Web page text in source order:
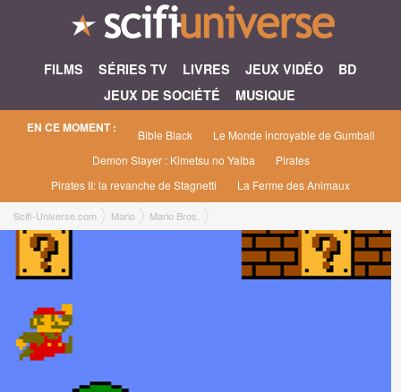
FILMS SÉRIES TV LIVRES JEUX VIDÉO
BD
JEUX DE SOCIÉTÉ
MUSIQUE
EN CE MOMENT : Bible Black
Le Monde incroyable de Gumball
Demon Slayer : Kimetsu no Yaiba
Pirates
Pirates II: la revanche de Stagnetti
La Ferme des Animaux
Scifi-Universe.com Mario Mario Bros.